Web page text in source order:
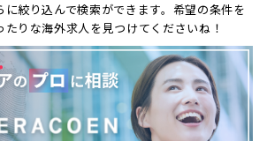
絞り込んで検索ができます。希望の条件を
りな海外求人を見つけてくださいね！